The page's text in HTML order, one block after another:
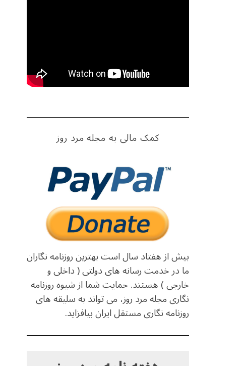
کمک مالی به مجله مرد روز
بیش از هفتاد سال است بهترین روزنامه نگاران
ما در خدمت رسانه های دولتی ( داخلی و
خارجی ) هستند. حمایت شما از شیوه روزنامه
نگاری مجله مرد روز، می تواند به سلیقه های
روزنامه نگاری مستقل ایران بیافزاید.
S